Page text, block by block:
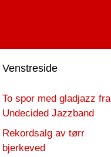
Venstreside
To spor med gladjazz fra
Undecided Jazzband
Rekordsalg av tørr
bjerkeved